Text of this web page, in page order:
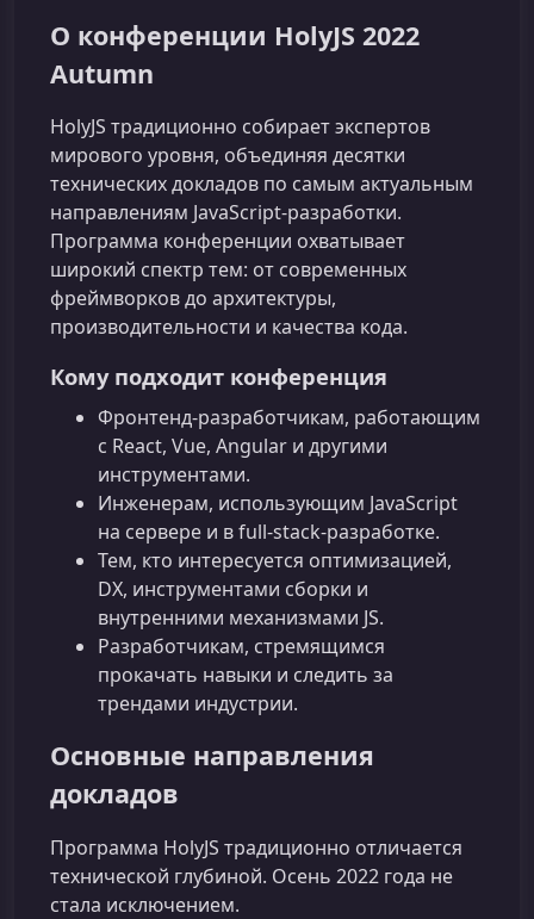
О конференции HolyJS 2022
Autumn
HolyJS традиционно собирает экспертов
мирового уровня, объединяя десятки
технических докладов по самым актуальным
направлениям JavaScript‑разработки.
Программа конференции охватывает
широкий спектр тем: от современных
фреймворков до архитектуры,
производительности и качества кода.
Кому подходит конференция
Фронтенд‑разработчикам, работающим
с React, Vue, Angular и другими
инструментами.
Инженерам, использующим JavaScript
на сервере и в full‑stack‑разработке.
Тем, кто интересуется оптимизацией,
DX, инструментами сборки и
внутренними механизмами JS.
Разработчикам, стремящимся
прокачать навыки и следить за
трендами индустрии.
Основные направления
докладов
Программа HolyJS традиционно отличается
технической глубиной. Осень 2022 года не
стала исключением.